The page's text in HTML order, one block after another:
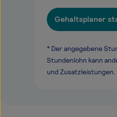
Gehaltsplaner
* Der angegebene
Stundenlohn kann
und